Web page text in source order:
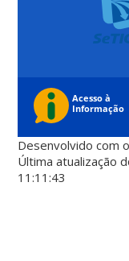
Desenvolvido com
Última atualização
11:11:43